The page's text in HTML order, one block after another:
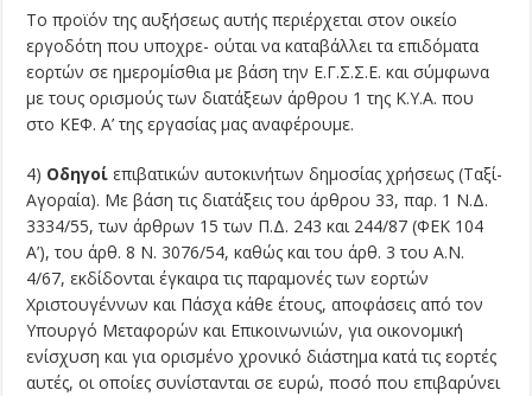
Το προϊόν της αυξήσεως αυτής περιέρχεται στον οικείο
εργοδότη που υποχρε- ούται να καταβάλλει τα επιδόματα
εορτών σε ημερομίσθια με βάση την Ε.Γ.Σ.Σ.Ε. και σύμφωνα
με τους ορισμούς των διατάξεων άρθρου 1 της Κ.Υ.Α. που
στο ΚΕΦ. Α’ της εργασίας μας αναφέρουμε.
4) Οδηγοίεπιβατικών αυτοκινήτων δημοσίας χρήσεως (Ταξί-
Αγοραία). Με βάση τις διατάξεις του άρθρου 33, παρ. 1 Ν.Δ.
3334/55, των άρθρων 15 των Π.Δ. 243 και 244/87 (ΦΕΚ 104
Α’), του άρθ. 8 Ν. 3076/54, καθώς και του άρθ. 3 του Α.Ν.
4/67, εκδίδονται έγκαιρα τις παραμονές των εορτών
Χριστουγέννων και Πάσχα κάθε έτους, αποφάσεις από τον
Υπουργό Μεταφορών και Επικοινωνιών, για οικονομική
ενίσχυση και για ορισμένο χρονικό διάστημα κατά τις εορτές
αυτές, οι οποίες συνίστανται σε ευρώ, ποσό που επιβαρύνει